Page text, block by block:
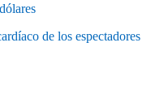
de los espectadores